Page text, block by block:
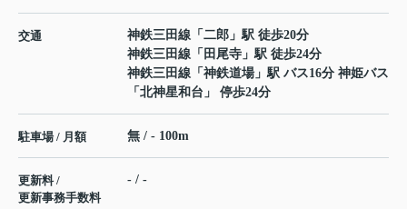
交通 神鉄三田線 「 二郎 」駅 徒歩20分
神鉄三田線 「 田尾寺 」駅 徒歩24分
神鉄三田線 「 神鉄道場」駅 バス16分 神姫バス
「北神星和台」 停歩24分
駐車場 / 月額 無 / - 100m
更新料 /
更新事務手数料
- / -